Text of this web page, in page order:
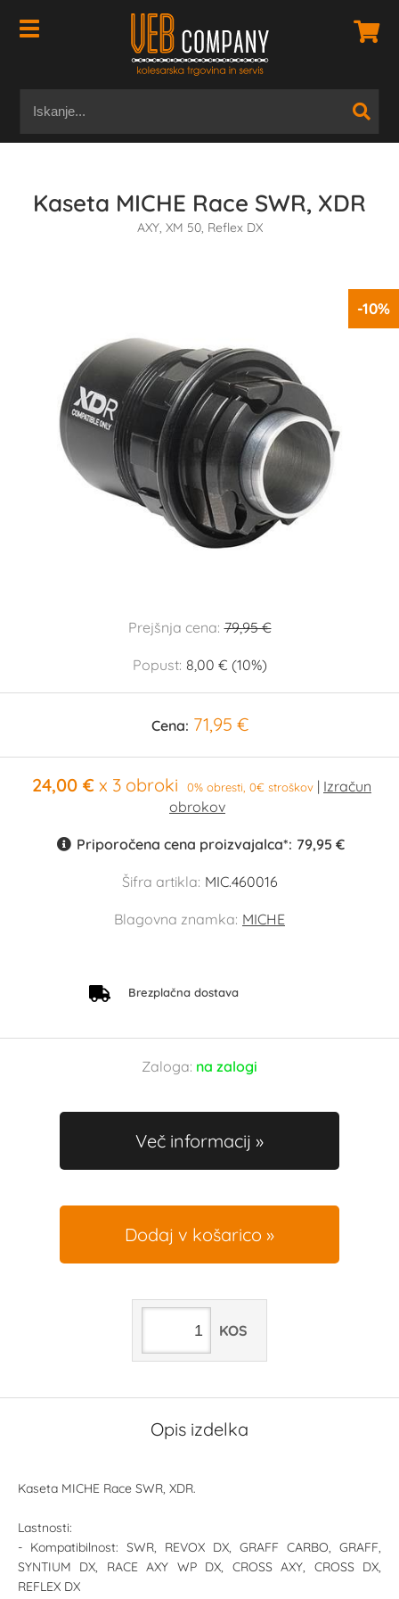
Kaseta MICHE Race SWR, XDR
AXY, XM 50, Reflex DX
-10%
Prejšnja cena: 79,95 €
Popust: 8,00 € (10%)
Cena: 71,95 €
24,00 € x 3 obroki 0% obresti, 0€ stroškov
Priporočena cena proizvajalca*: 79,95 €
Šifra artikla: MIC.460016
Blagovna znamka: MICHE
Brezplačna dostava
Zaloga: na zalogi
Več informacij
Dodaj v košarico
KOS
Opis izdelka
Kaseta MICHE Race SWR, XDR.
Lastnosti:
- Kompatibilnost: SWR, REVOX DX, GRAFF CARBO, GRAFF,
SYNTIUM DX, RACE AXY WP DX, CROSS AXY, CROSS DX,
REFLEX DX